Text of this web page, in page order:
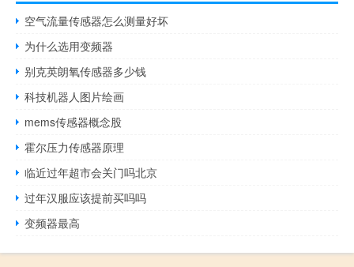
空气流量传感器怎么测量好坏
为什么选用变频器
别克英朗氧传感器多少钱
科技机器人图片绘画
mems传感器概念股
霍尔压力传感器原理
临近过年超市会关门吗北京
过年汉服应该提前买吗吗
变频器最高